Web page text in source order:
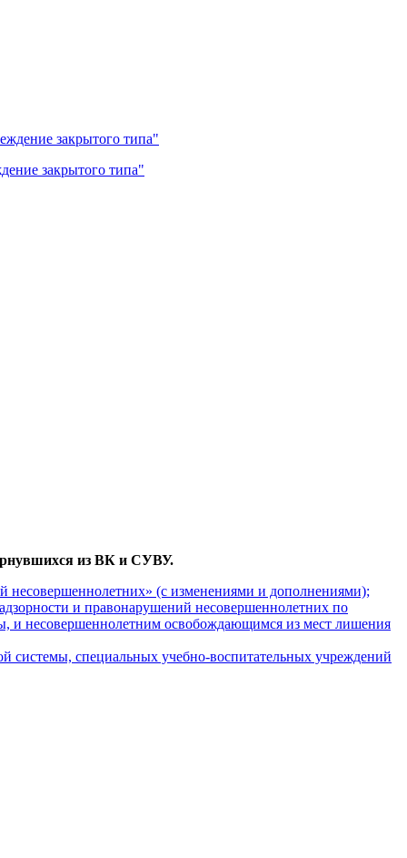
закрытого типа"
из ВК и СУВУ.
(с изменениями и дополнениями);
и правонарушений несовершеннолетних по
и несовершеннолетним освобождающимся из мест лишения
системы, специальных учебно-воспитательных учреждений